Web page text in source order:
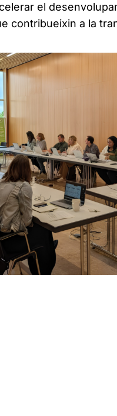
el
contribueixin a la